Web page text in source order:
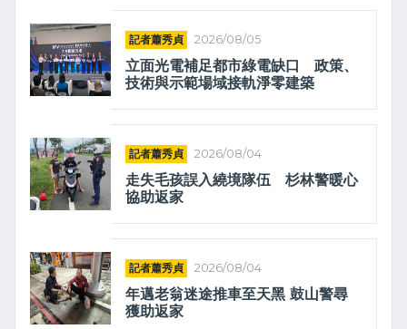
記者蕭秀貞 2026/08/05
立面光電補足都市綠電缺口 政策、
技術與示範場域接軌淨零建築
記者蕭秀貞 2026/08/04
走失毛孩誤入繞境隊伍 杉林警暖心
協助返家
記者蕭秀貞 2026/08/04
年邁老翁迷途推車至天黑 鼓山警尋
獲助返家